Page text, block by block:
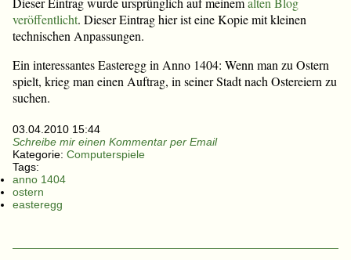
veröffentlicht. Dieser Eintrag hier ist eine Kopie mit kleinen
technischen Anpassungen.
Ein interessantes Easteregg in Anno 1404: Wenn man zu Ostern
spielt, krieg man einen Auftrag, in seiner Stadt nach Ostereiern zu
suchen.
03.04.2010 15:44
Schreibe mir einen Kommentar per Email
Kategorie: Computerspiele
Tags:
anno 1404
ostern
easteregg